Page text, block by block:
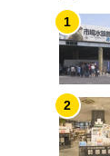
1
2